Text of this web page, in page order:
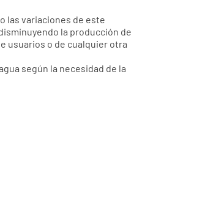
las variaciones de este
la producción de
usuarios o de cualquier otra
según la necesidad de la